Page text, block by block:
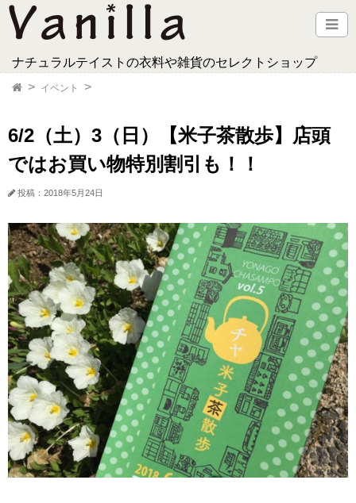
ナチュラルテイストの衣料や雑貨のセレクトショップ
イベント
6/2（土）3（日）【米子茶散歩】店頭
ではお買い物特別割引も！！
投稿：2018年5月24日